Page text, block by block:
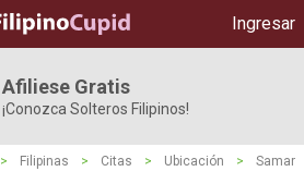
Ingresar
Afiliese Gratis
¡Conozca Solteros Filipinos!
> Filipinas > Citas > Ubicación >
Samar